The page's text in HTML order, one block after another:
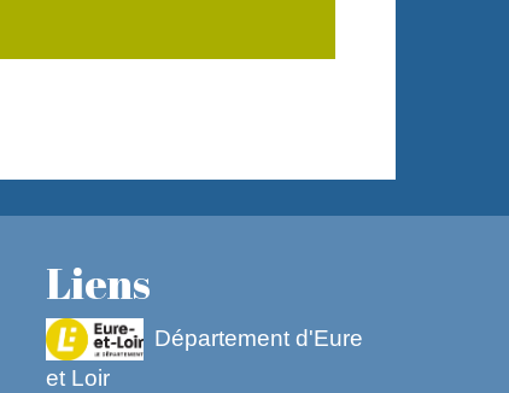
Liens
Département d'Eure
et Loir